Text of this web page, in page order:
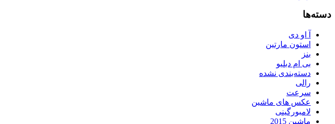
دسته‌ها
آ او دی
استون مارتین
بنز
بی ام دبلیو
دسته‌بندی نشده
رالی
سرعت
عکس های ماشین
لامبورگینی
ماشین 2015